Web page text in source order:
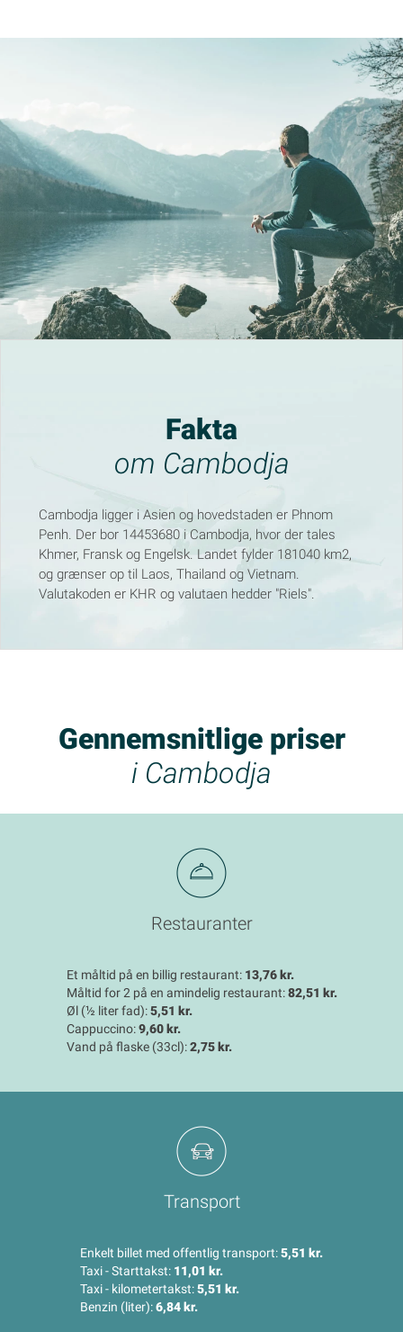
Fakta
om Cambodja
Cambodja ligger i Asien og hovedstaden er Phnom
Penh. Der bor 14453680 i Cambodja, hvor der tales
Khmer, Fransk og Engelsk. Landet fylder 181040 km2,
og grænser op til Laos, Thailand og Vietnam.
Valutakoden er KHR og valutaen hedder "Riels".
Gennemsnitlige priser
i Cambodja
Restauranter
Et måltid på en billig restaurant: 13,76 kr.
Måltid for 2 på en amindelig restaurant:82,51 kr.
Øl (½ liter fad):5,51 kr.
Cappuccino:9,60 kr.
Vand på flaske (33cl):2,75 kr.
Transport
Enkelt billet med offentlig transport:5,51 kr.
Taxi - Starttakst: 11,01 kr.
Taxi - kilometertakst:5,51 kr.
Benzin (liter):6,84 kr.